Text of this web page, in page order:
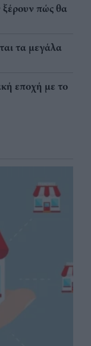
πώς θα
τα μεγάλα
εποχή με το